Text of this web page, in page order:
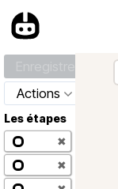
Actions
Les étapes
✖
✖